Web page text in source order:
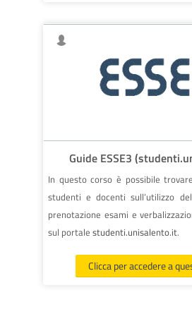
Guide ESSE3
In questo corso è possibile
studenti e docenti sull’utilizzo
prenotazione esami e
sul portale studenti.unisalento.it.
Clicca per accedere a